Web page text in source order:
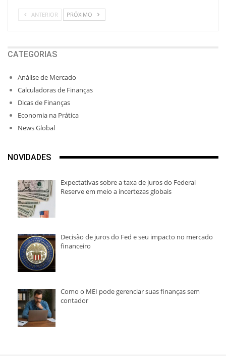
ANTERIOR PRÓXIMO
CATEGORIAS
Análise de Mercado
Calculadoras de Finanças
Dicas de Finanças
Economia na Prática
News Global
NOVIDADES
Expectativas sobre a taxa de juros do Federal
Reserve em meio a incertezas globais
Decisão de juros do Fed e seu impacto no mercado
financeiro
Como o MEI pode gerenciar suas finanças sem
contador